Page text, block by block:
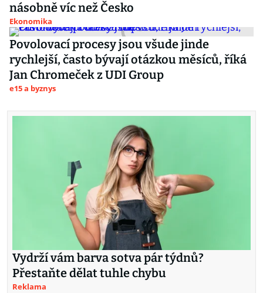
násobně víc než Česko
Ekonomika
Povolovací procesy jsou všude jinde
rychlejší, často bývají otázkou měsíců, říká
Jan Chromeček z UDI Group
e15 a byznys
Vydrží vám barva sotva pár týdnů?
Přestaňte dělat tuhle chybu
Reklama